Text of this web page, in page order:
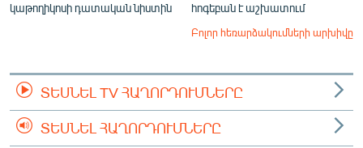
կաթողիկոսի դատական նիստին
հոգեբան է աշխատում
Բոլոր հեռարձակումների արխիվը
ՏԵՍՆԵԼ TV ՀԱՂՈՐԴՈՒՄՆԵՐԸ
ՏԵՍՆԵԼ ՀԱՂՈՐԴՈՒՄՆԵՐԸ